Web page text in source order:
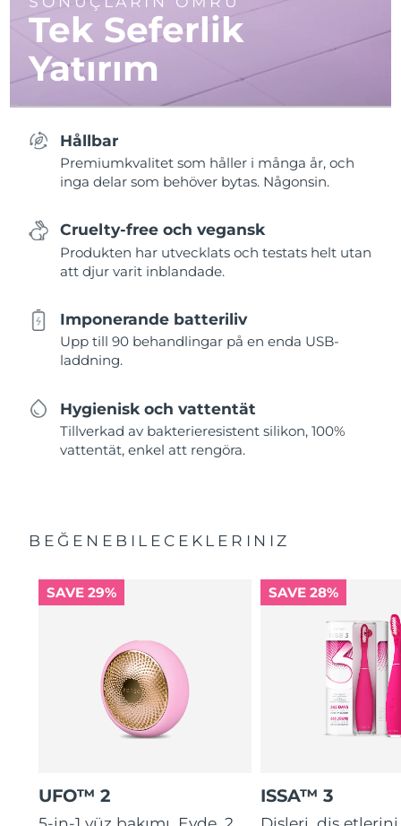
Tek Seferlik
Yatırım
Hållbar
Premiumkvalitet som håller i många år, och
inga delar som behöver bytas. Någonsin.
Cruelty-free och vegansk
Produkten har utvecklats och testats helt utan
att djur varit inblandade.
Imponerande batteriliv
Upp till 90 behandlingar på en enda USB-
laddning.
Hygienisk och vattentät
Tillverkad av bakterieresistent silikon, 100%
vattentät, enkel att rengöra.
BEĞENEBILECEKLERINIZ
SAVE 29%
UFO™ 2
SAVE 28%
ISSA™ 3